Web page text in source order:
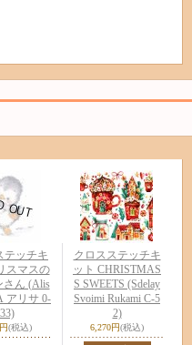
テッチキ
スマスの
さん (Alis
アリサ 0-
(税込)
クロスステッチキ
ット CHRISTMAS
S SWEETS (Sdelay
Svoimi Rukami C-5
2)
6,270円(税込)